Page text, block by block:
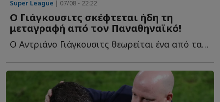
Super League | 07/08 - 22:22
Ο Γιάγκουσιτς σκέφτεται ήδη τη
μεταγραφή από τον Παναθηναϊκό!
Ο Αντριάνο Γιάγκουσιτς θεωρείται ένα από τα μεγαλύτερα π...